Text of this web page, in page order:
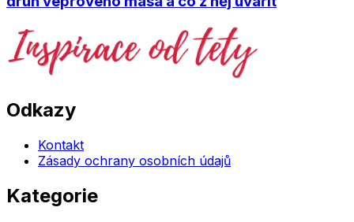
Odkazy
Kontakt
Zásady ochrany osobních údajů
Kategorie